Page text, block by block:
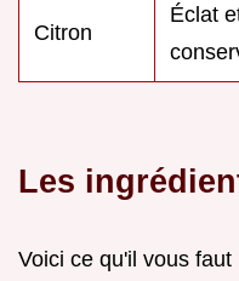
Citron
Éclat
Les
Voici ce qu'il vous